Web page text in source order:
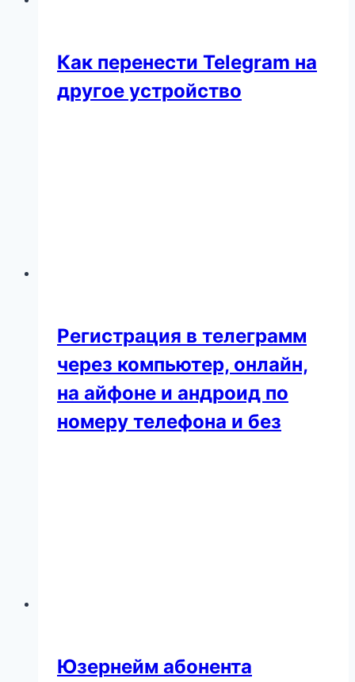
Как перенести Telegram на
другое устройство
Регистрация в телеграмм
через компьютер, онлайн,
на айфоне и андроид по
номеру телефона и без
Юзернейм абонента